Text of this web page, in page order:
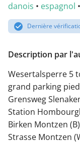
danois • espagnol •
Dernière
Description par
Wesertalsperre 5
grand parking
Grensweg
Station
Birken Montzen
Strasse Montzen